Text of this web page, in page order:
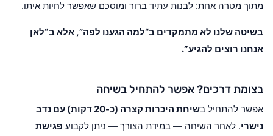
מתוך מטרה אחת: לבנות עתיד ברור ומוסכם שאפשר לחיות איתו.
בשיטה שלנו לא מתמקדים ב“למה הגענו לפה”, אלא ב“לאן
אנחנו רוצים להגיע”.
בצומת דרכים? אפשר להתחיל בשיחה
אפשר להתחיל ב
שיחת היכרות קצרה (כ-20 דקות) עם נדב
נישרי. לאחר השיחה — במידת הצורך — ניתן לקבוע פגישת